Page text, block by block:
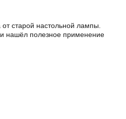
от старой настольной лампы.
нашёл полезное применение